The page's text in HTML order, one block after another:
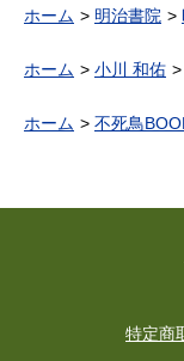
ホーム 明治書院
ホーム 小川 和佑
ホーム 不死鳥
特定商